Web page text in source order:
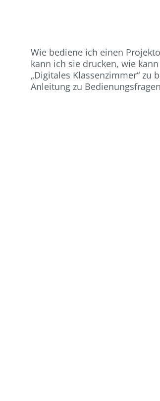
Wie bediene ich einen
kann ich sie drucken, wie
„Digitales Klassenzimmer“
Anleitung zu